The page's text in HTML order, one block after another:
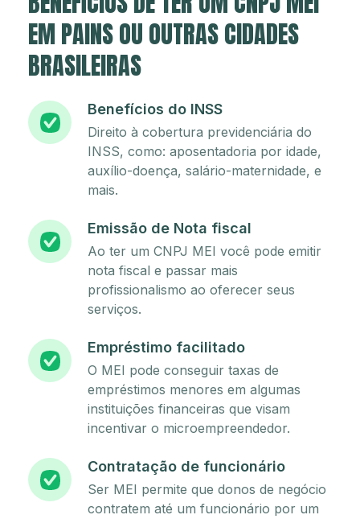
EM PAINS OU OUTRAS CIDADES
BRASILEIRAS
Benefícios do INSS
Direito à cobertura previdenciária do
INSS, como: aposentadoria por idade,
auxílio-doença, salário-maternidade, e
mais.
Emissão de Nota fiscal
Ao ter um CNPJ MEI você pode emitir
nota fiscal e passar mais
profissionalismo ao oferecer seus
serviços.
Empréstimo facilitado
O MEI pode conseguir taxas de
empréstimos menores em algumas
instituições financeiras que visam
incentivar o microempreendedor.
Contratação de funcionário
Ser MEI permite que donos de negócio
contratem até um funcionário por um